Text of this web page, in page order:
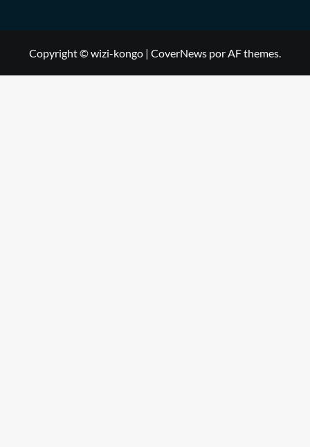
Copyright © wizi-kongo | CoverNews por AF themes.